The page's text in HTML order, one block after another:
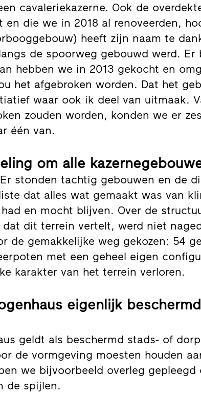
cavaleriekazerne. Ook de
die we in 2018 al renoveerden,
heeft zijn naam te
de spoorweg gebouwd werd. Er
hebben we in 2013 gekocht en
het afgebroken worden. Dat het
waar ook ik deel van uitmaak.
zouden worden, konden we er
één van.
om alle
stonden tachtig gebouwen en de
dat alles wat gemaakt was van
en mocht blijven. Over de
dit terrein vertelt, werd niet
de gemakkelijke weg gekozen: 54
met een geheel eigen
karakter van het terrein verloren.
eigenlijk
geldt als beschermd stads- of
de vormgeving moesten houden
we bijvoorbeeld overleg gepleegd
de spijlen.